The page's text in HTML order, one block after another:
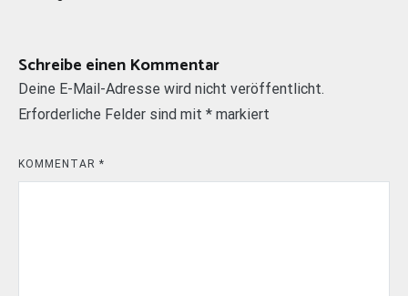
Schreibe einen Kommentar
Deine E-Mail-Adresse wird nicht veröffentlicht.
Erforderliche Felder sind mit * markiert
KOMMENTAR *